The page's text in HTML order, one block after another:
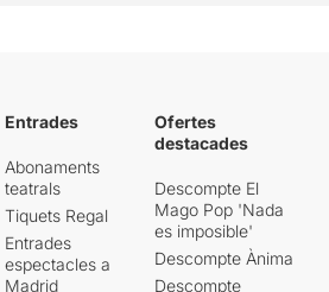
Entrades
Abonaments
teatrals
Tiquets Regal
Entrades
espectacles a
Madrid
Ofertes
destacades
Descompte El
Mago Pop 'Nada
es imposible'
Descompte Ànima
Descompte